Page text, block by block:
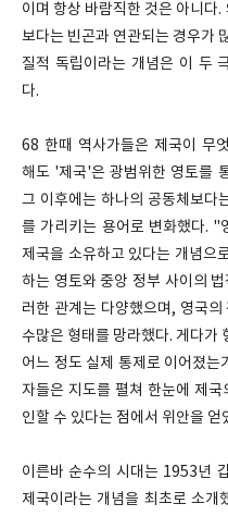
이며 항상 바람직한 것은 아니다
보다는 빈곤과 연관되는 경우가
질적 독립이라는 개념은 이 두
다.
68 한때 역사가들은 제국이 무
해도 '제국'은 광범위한 영토를
그 이후에는 하나의 공동체보다
를 가리키는 용어로 변화했다. "
제국을 소유하고 있다는 개념으
하는 영토와 중앙 정부 사이의
러한 관계는 다양했으며, 영국의
수많은 형태를 망라했다. 게다가
어느 정도 실제 통제로 이어졌는
자들은 지도를 펼쳐 한눈에 제
인할 수 있다는 점에서 위안을 얻
이른바 순수의 시대는 1953년
제국이라는 개념을 최초로 소개